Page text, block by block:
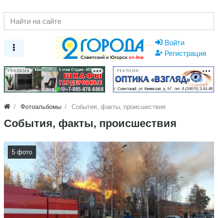
Войти
Регистрация
РЕКЛАМА РЕКЛАМА
Фотоальбомы События, факты, происшествия
События, факты, происшествия
5 фото